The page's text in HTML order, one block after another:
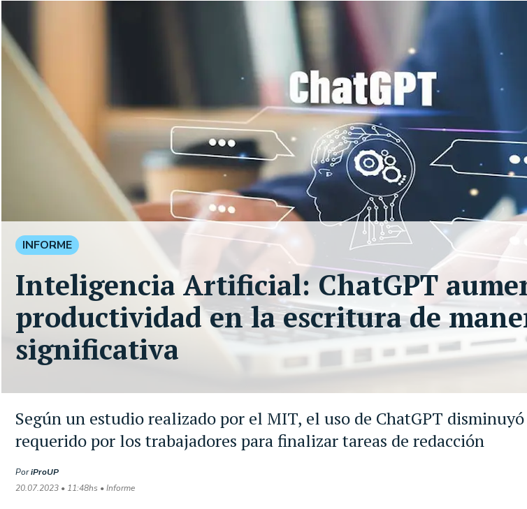
Según un estudio realizado por el MIT, el uso de ChatGPT
requerido por los trabajadores para finalizar tareas de redacción
PoriProUP
20.07.2023 • 11:48hs • Informe
INFORME
Inteligencia Artificial: ChatGPT
productividad en la escritura de
significativa